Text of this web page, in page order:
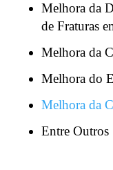
Melhora da
de Fraturas
Melhora da
Melhora do
Melhora da
Entre Outros